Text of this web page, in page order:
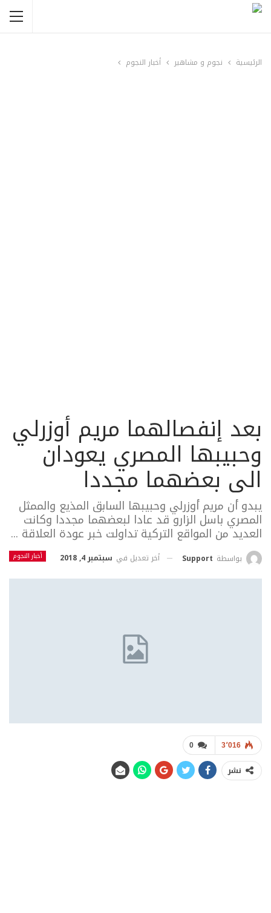
الرئيسية نجوم و مشاهير أخبار النجوم
بعد إنفصالهما مريم أوزرلي
وحبيبها المصري يعودان
الى بعضهما مجددا
يبدو أن مريم أوزرلي وحبيبها السابق المذيع والممثل
المصري باسل الزارو قد عادا لبعضهما مجددا وكانت
العديد من المواقع التركية تداولت خبر عودة العلاقة ...
أخبار النجوم بواسطة Support أخر تعديل في سبتمبر 4, 2018
0 3٬016
نشر